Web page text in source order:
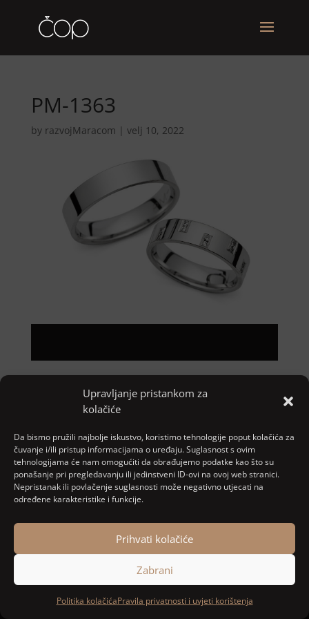
Upravljanje pristankom za
kolačiće
Da bismo pružili najbolje iskustvo, koristimo tehnologije poput kolačića za
čuvanje i/ili pristup informacijama o uređaju. Suglasnost s ovim
tehnologijama će nam omogućiti da obrađujemo podatke kao što su
ponašanje pri pregledavanju ili jedinstveni ID-ovi na ovoj web stranici.
Nepristanak ili povlačenje suglasnosti može negativno utjecati na
određene karakteristike i funkcije.
Prihvati kolačiće
Zabrani
Politika kolačićaPravila privatnosti i uvjeti korištenja
PM-1363
by razvojMaracom | velj 10, 2022
Nove objave
Najnoviji komentari
Nema komentara za prikaz.
Designed and developed by